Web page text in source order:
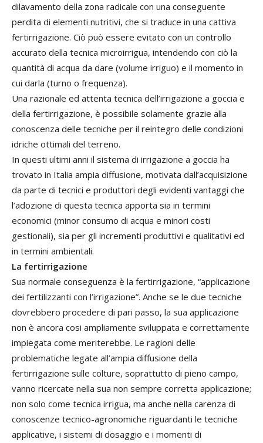
dilavamento della zona radicale con una conseguente
perdita di elementi nutritivi, che si traduce in una cattiva
fertirrigazione. Ciò può essere evitato con un controllo
accurato della tecnica microirrigua, intendendo con ciò la
quantità di acqua da dare (volume irriguo) e il momento in
cui darla (turno o frequenza).
Una razionale ed attenta tecnica dell’irrigazione a goccia e
della fertirrigazione, è possibile solamente grazie alla
conoscenza delle tecniche per il reintegro delle condizioni
idriche ottimali del terreno.
In questi ultimi anni il sistema di irrigazione a goccia ha
trovato in Italia ampia diffusione, motivata dall’acquisizione
da parte di tecnici e produttori degli evidenti vantaggi che
l’adozione di questa tecnica apporta sia in termini
economici (minor consumo di acqua e minori costi
gestionali), sia per gli incrementi produttivi e qualitativi ed
in termini ambientali.
La fertirrigazione
Sua normale conseguenza è la fertirrigazione, “applicazione
dei fertilizzanti con l’irrigazione”. Anche se le due tecniche
dovrebbero procedere di pari passo, la sua applicazione
non è ancora cosi ampliamente sviluppata e correttamente
impiegata come meriterebbe. Le ragioni delle
problematiche legate all’ampia diffusione della
fertirrigazione sulle colture, soprattutto di pieno campo,
vanno ricercate nella sua non sempre corretta applicazione;
non solo come tecnica irrigua, ma anche nella carenza di
conoscenze tecnico-agronomiche riguardanti le tecniche
applicative, i sistemi di dosaggio e i momenti di